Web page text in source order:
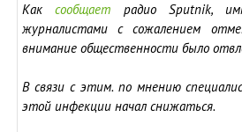
Каксообщает радио Sputnik,
журналистами с сожалением
внимание общественности было
В связи с этим. по мнению
этой инфекции начал снижаться.